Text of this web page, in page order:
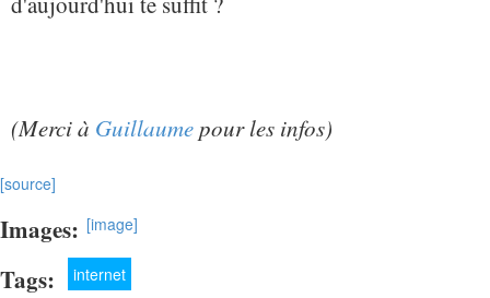
(Merci à Guillaume pour les infos)
[source]
Images: [image]
Tags: internet